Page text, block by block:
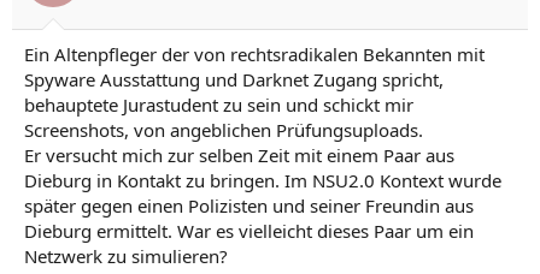
Ein Altenpfleger der von rechtsradikalen Bekannten mit
Spyware Ausstattung und Darknet Zugang spricht,
behauptete Jurastudent zu sein und schickt mir
Screenshots, von angeblichen Prüfungsuploads.
Er versucht mich zur selben Zeit mit einem Paar aus
Dieburg in Kontakt zu bringen. Im NSU2.0 Kontext wurde
später gegen einen Polizisten und seiner Freundin aus
Dieburg ermittelt. War es vielleicht dieses Paar um ein
Netzwerk zu simulieren?